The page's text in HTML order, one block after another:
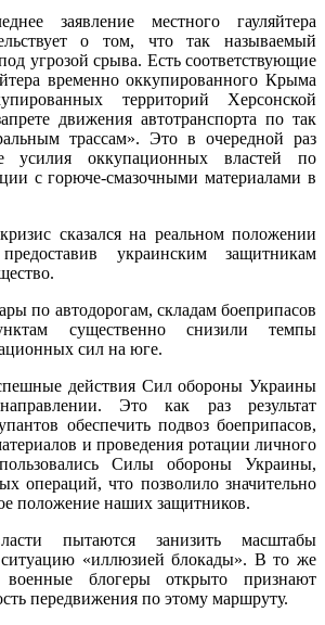
заявление местного гауляйтера
о том, что так называемый
угрозой срыва. Есть соответствующие
временно оккупированного Крыма
территорий Херсонской
движения автотранспорта по так
трассам». Это в очередной раз
оккупационных властей по
с горюче-смазочными материалами в
сказался на реальном положении
украинским защитникам
по автодорогам, складам боеприпасов
существенно снизили темпы
сил на юге.
действия Сил обороны Украины
Это как раз результат
обеспечить подвоз боеприпасов,
и проведения ротации личного
Силы обороны Украины,
операций, что позволило значительно
положение наших защитников.
пытаются занизить масштабы
«иллюзией блокады». В то же
военные блогеры открыто признают
передвижения по этому маршруту.